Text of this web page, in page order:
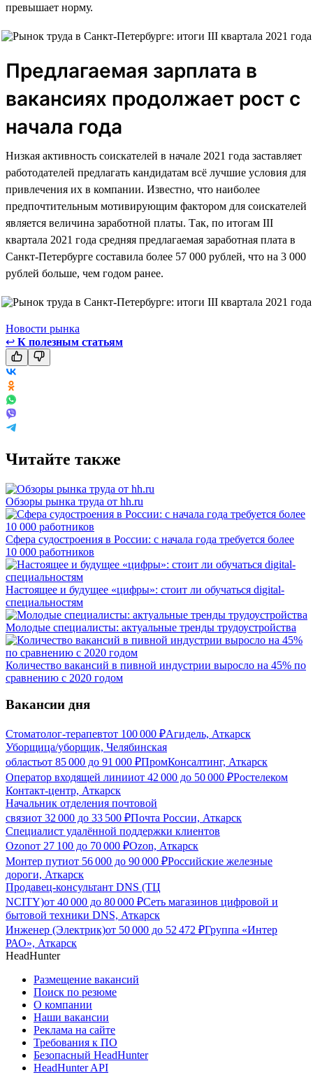
превышает норму.
Предлагаемая зарплата в
вакансиях продолжает рост с
начала года
Низкая активность соискателей в начале 2021 года заставляет
работодателей предлагать кандидатам всё лучшие условия для
привлечения их в компании. Известно, что наиболее
предпочтительным мотивирующим фактором для соискателей
является величина заработной платы. Так, по итогам III
квартала 2021 года средняя предлагаемая заработная плата в
Санкт-Петербурге составила более 57 000 рублей, что на 3 000
рублей больше, чем годом ранее.
Новости рынка
↩ К полезным статьям
Читайте также
Обзоры рынка труда от hh.ru
Сфера судостроения в России: с начала года требуется более
10 000 работников
Настоящее и будущее «цифры»: стоит ли обучаться digital-
специальностям
Молодые специалисты: актуальные тренды трудоустройства
Количество вакансий в пивной индустрии выросло на 45% по
сравнению с 2020 годом
Вакансии дня
Стоматолог-терапевтот 100 000 ₽Агидель, Аткарск
Уборщица/уборщик, Челябинская
областьот 85 000 до 91 000 ₽ПромКонсалтинг, Аткарск
Оператор входящей линииот 42 000 до 50 000 ₽Ростелеком
Контакт-центр, Аткарск
Начальник отделения почтовой
связиот 32 000 до 33 500 ₽Почта России, Аткарск
Специалист удалённой поддержки клиентов
Ozonот 27 100 до 70 000 ₽Ozon, Аткарск
Монтер путиот 56 000 до 90 000 ₽Российские железные
дороги, Аткарск
Продавец-консультант DNS (ТЦ
NCITY)от 40 000 до 80 000 ₽Сеть магазинов цифровой и
бытовой техники DNS, Аткарск
Инженер (Электрик)от 50 000 до 52 472 ₽Группа «Интер
РАО», Аткарск
HeadHunter
Размещение вакансий
Поиск по резюме
О компании
Наши вакансии
Реклама на сайте
Требования к ПО
Безопасный HeadHunter
HeadHunter API